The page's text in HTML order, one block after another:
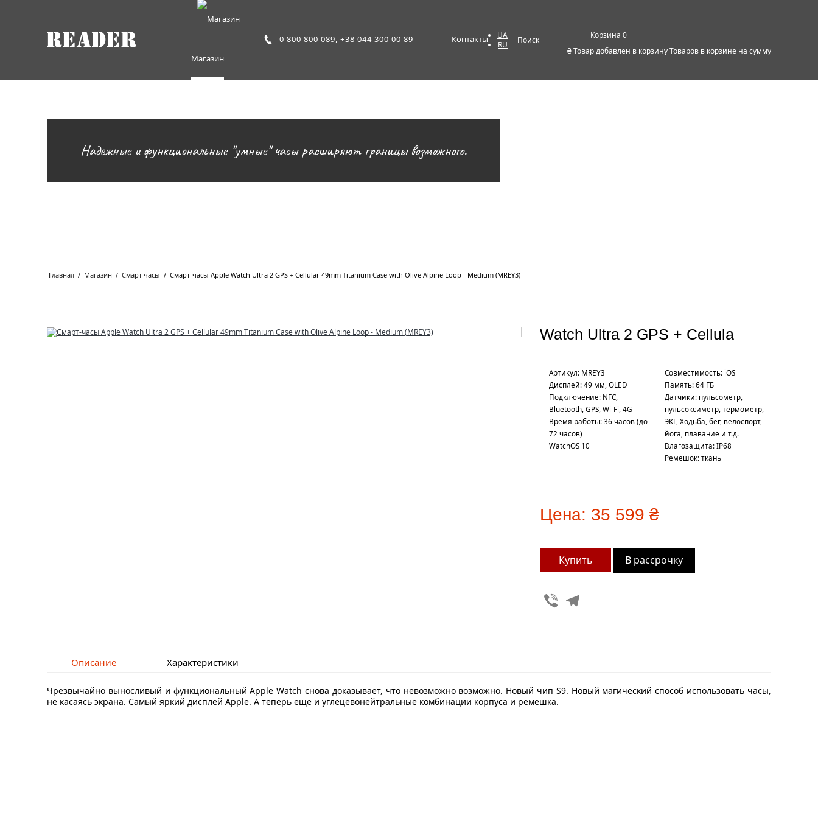
Магазин
0 800 800 089, +38 044 300 00 89 Контакты
UA
RU
Поиск
0
₴Товар добавлен в корзинуТоваров в корзине на сумму
Надежные и функциональные "умные" часы расширяют границы возможного.
Главная / Магазин / Смарт часы / Смарт-часы Apple Watch Ultra 2 GPS + Cellular 49mm Titanium Case with Olive Alpine Loop - Medium (MREY3)
Watch Ultra 2 GPS + Cellula
Артикул: MREY3
Совместимость: iOS
Дисплей: 49 мм, OLED
Память: 64 ГБ
Подключение: NFC,
Bluetooth, GPS, Wi-Fi, 4G
Датчики: пульсометр,
пульсоксиметр, термометр,
ЭКГ, Ходьба, бег, велоспорт,
йога, плавание и т.д.
Время работы: 36 часов (до
72 часов)
Влагозащита: IP68
WatchOS 10
Ремешок: ткань
Цена: 35 599 ₴
В рассрочку
Viber
Описание Характеристики
Чрезвычайно выносливый и функциональный Apple Watch снова доказывает, что невозможно возможно. Новый чип S9. Новый магический способ использовать часы,
не касаясь экрана. Самый яркий дисплей Apple. А теперь еще и углецевонейтральные комбинации корпуса и ремешка.